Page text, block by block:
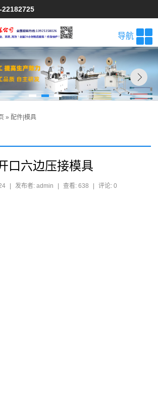
22182725
导航
» 配件|模具
口六边压接模具
| 发布者: admin | 查看: 638 | 评论: 0